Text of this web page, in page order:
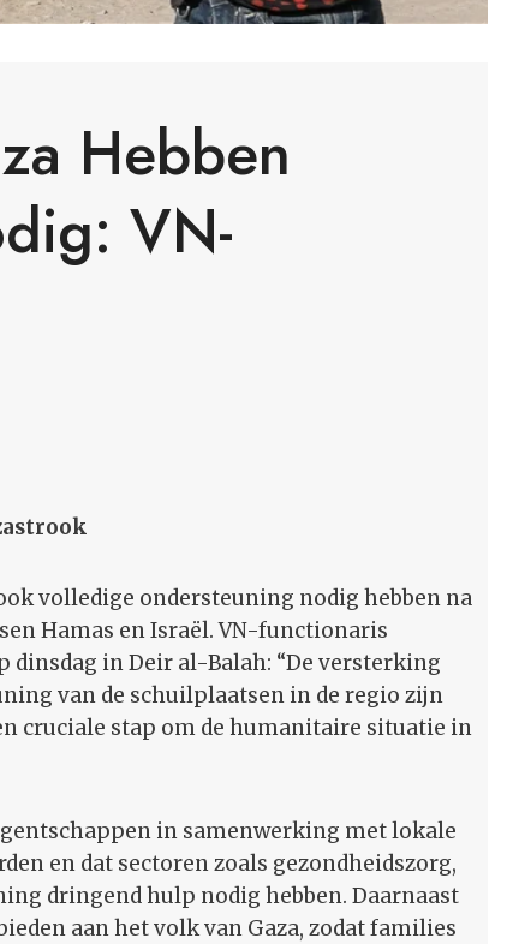
Hebben
VN-
volledige ondersteuning nodig hebben na
Hamas en Israël. VN-functionaris
in Deir al-Balah: “De versterking
van de schuilplaatsen in de regio zijn
cruciale stap om de humanitaire situatie in
in samenwerking met lokale
en dat sectoren zoals gezondheidszorg,
dringend hulp nodig hebben. Daarnaast
aan het volk van Gaza, zodat families